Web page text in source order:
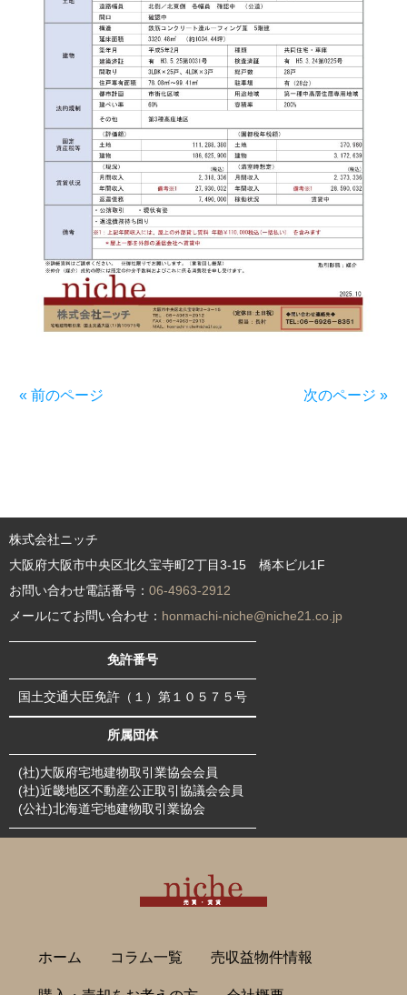
« 前のページ 次のページ »
株式会社ニッチ
大阪府大阪市中央区北久宝寺町2丁目3-15 橋本ビル1F
お問い合わせ電話番号： 06-4963-2912
メールにてお問い合わせ： honmachi-niche@niche21.co.jp
免許番号
国土交通大臣免許（１）第１０５７５号
所属団体
(社)大阪府宅地建物取引業協会会員
(社)近畿地区不動産公正取引協議会会員
(公社)北海道宅地建物取引業協会
ホーム コラム一覧 売収益物件情報